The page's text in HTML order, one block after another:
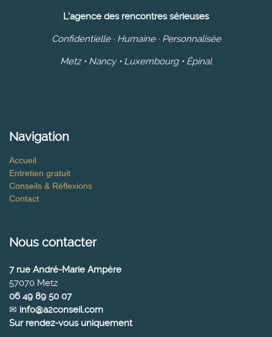
L'agence des rencontres sérieuses
Confidentielle · Humaine · Personnalisée
Metz • Nancy • Luxembourg • Épinal
Navigation
Accueil
Entretien gratuit
Conseils & Réflexions
Contact
Nous contacter
7 rue André-Marie Ampère
57070 Metz
06 49 89 50 07
✉ info@a2conseil.com
Sur rendez-vous uniquement